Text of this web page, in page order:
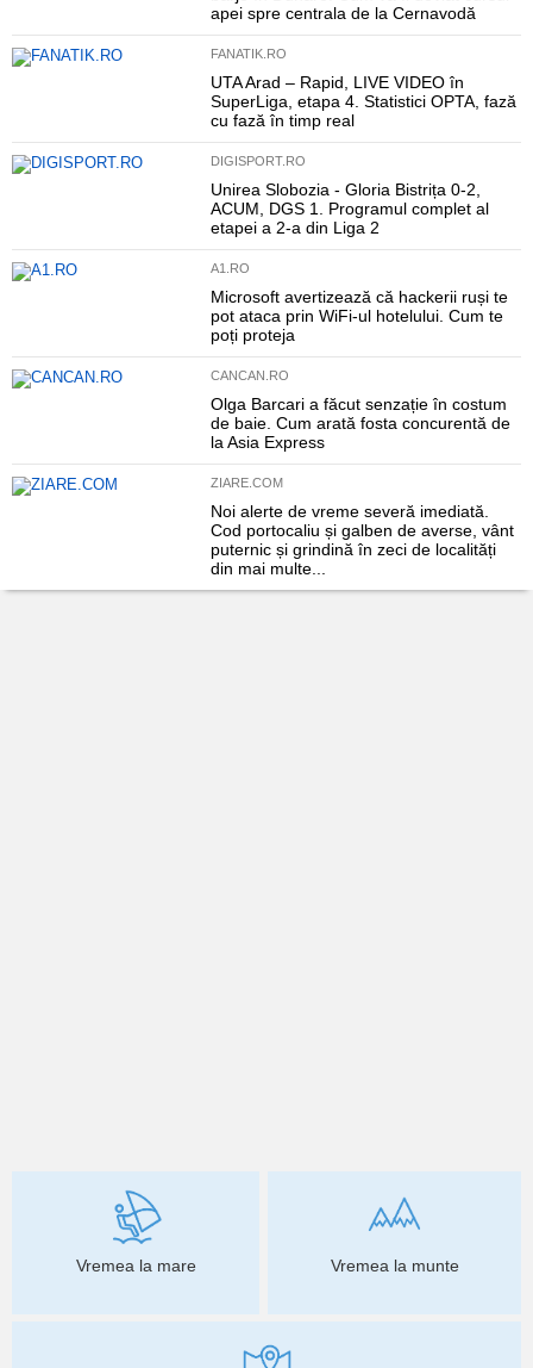
apei spre centrala de la Cernavodă
FANATIK.RO
UTA Arad – Rapid, LIVE VIDEO în
SuperLiga, etapa 4. Statistici OPTA, fază
cu fază în timp real
DIGISPORT.RO
Unirea Slobozia - Gloria Bistrița 0-2,
ACUM, DGS 1. Programul complet al
etapei a 2-a din Liga 2
A1.RO
Microsoft avertizează că hackerii ruși te
pot ataca prin WiFi-ul hotelului. Cum te
poți proteja
CANCAN.RO
Olga Barcari a făcut senzație în costum
de baie. Cum arată fosta concurentă de
la Asia Express
ZIARE.COM
Noi alerte de vreme severă imediată.
Cod portocaliu și galben de averse, vânt
puternic și grindină în zeci de localități
din mai multe...
Vremea la mare Vremea la munte